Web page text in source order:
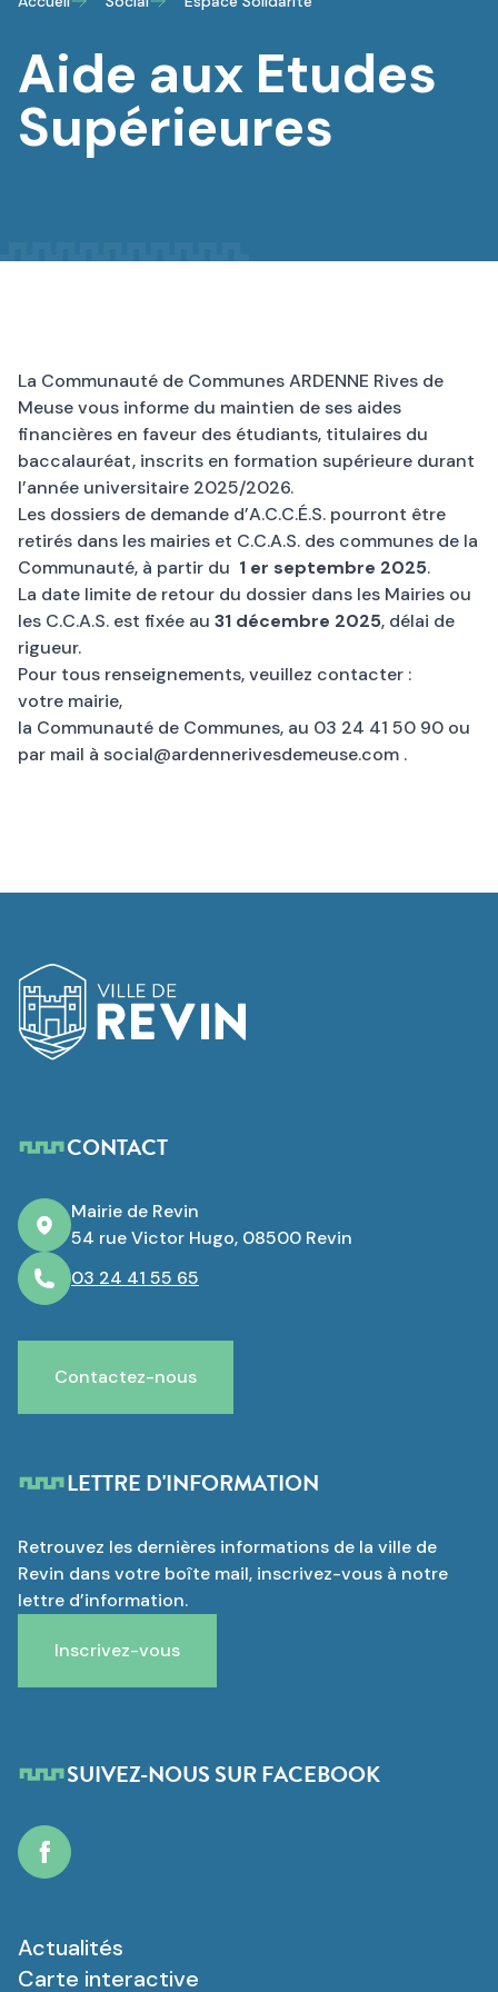
Aide aux Etudes
Supérieures
La Communauté de Communes ARDENNE Rives de
Meuse vous informe du maintien de ses aides
financières en faveur des étudiants, titulaires du
baccalauréat, inscrits en formation supérieure durant
l’année universitaire 2025/2026.
Les dossiers de demande d’A.C.C.É.S. pourront être
retirés dans les mairies et C.C.A.S. des communes de la
Communauté, à partir du 1 er septembre 2025.
La date limite de retour du dossier dans les Mairies ou
les C.C.A.S. est fixée au 31 décembre 2025, délai de
rigueur.
Pour tous renseignements, veuillez contacter :
votre mairie,
la Communauté de Communes, au 03 24 41 50 90 ou
par mail à social@ardennerivesdemeuse.com .
CONTACT
Mairie de Revin
54 rue Victor Hugo, 08500 Revin
03 24 41 55 65
Contactez-nous
LETTRE D'INFORMATION
Retrouvez les dernières informations de la ville de
Revin dans votre boîte mail, inscrivez-vous à notre
lettre d’information.
Inscrivez-vous
SUIVEZ-NOUS SUR FACEBOOK
Actualités
Carte interactive